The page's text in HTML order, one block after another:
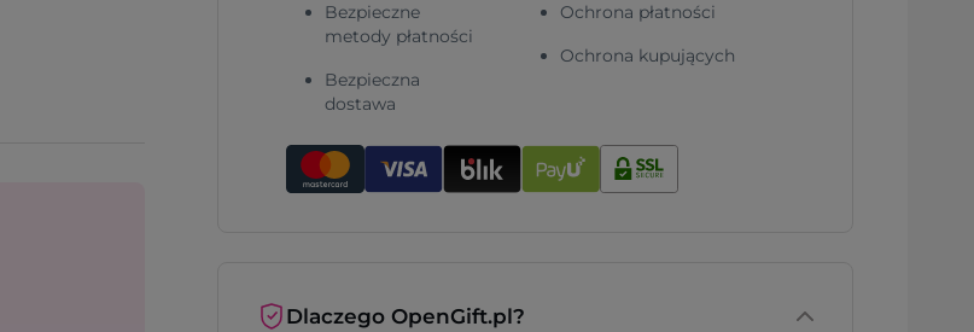
Bezpieczne
metody płatności
Bezpieczna
dostawa
Ochrona płatności
Ochrona kupujących
Dlaczego OpenGift.pl?